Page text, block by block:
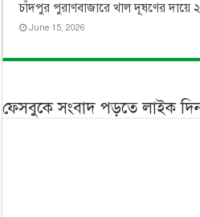
চাঁদপুর পুরাণবাজারে খাল দূষণের দায়ে
June 15, 2026
ফেসবুকে সংবাদ পড়তে লাইক